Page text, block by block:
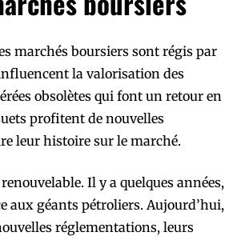
marchés boursiers sont régis par
la valorisation des
obsolètes qui font un retour en
profitent de nouvelles
leur histoire sur le marché.
Il y a quelques années,
aux géants pétroliers. Aujourd’hui,
réglementations, leurs